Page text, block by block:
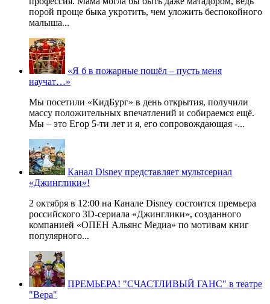
порой проще быка укротить, чем уложить беспокойного
малыша...
«Я б в пожарные пошёл – пусть меня
научат…»
Мы посетили «КидБург» в день открытия, получили
массу положительных впечатлений и собираемся ещё.
Мы – это Егор 5-ти лет и я, его сопровождающая -...
Канал Disney представляет мультсериал
«Джинглики»!
2 октября в 12:00 на Канале Disney состоится премьера
российского 3D-сериала «Джинглики», созданного
компанией «ОПЕН Альянс Медиа» по мотивам книг
популярного...
ПРЕМЬЕРА! "СЧАСТЛИВЫЙ ГАНС" в театре
"Вера"